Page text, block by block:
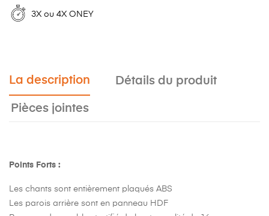
3X ou 4X ONEY
La description Détails du produit
Pièces jointes
Points Forts :
Les chants sont entièrement plaqués ABS
Les parois arrière sont en panneau HDF